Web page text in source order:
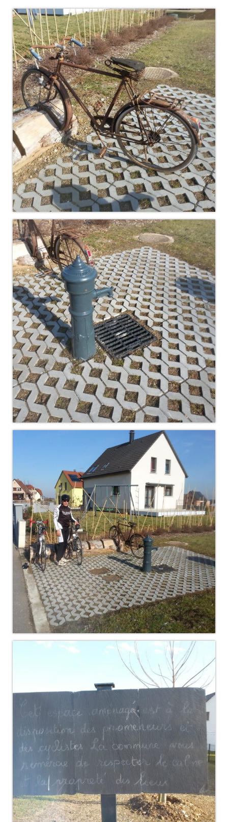
Piste
Cyclo-Cross
Actualités
Préparation
Plan d’entraînement 2026
Préparation Physique
Documentation
Loisirs
Sorties
Strava
Route, Piste, Cyclo-cross
Plan d’entraînement 2026
Nos organisations de la saison
VTT
Team Hase
Nos organisations de la saison
BMX